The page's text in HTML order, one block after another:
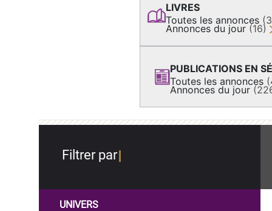
LIVRES
Toutes les annonces
Annonces du jour (16)
PUBLICATIONS EN
Toutes les annonces
Annonces du jour
Filtrer par
UNIVERS